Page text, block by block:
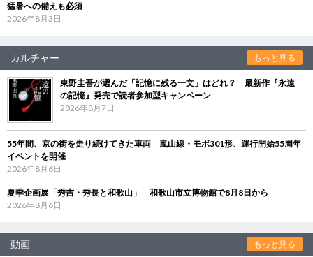
猛暑への備えも必須
2026年8月3日
カルチャー もっと見る
東野圭吾が選んだ「記憶に残る一文」はどれ？ 最新作『永遠
の記憶』発売で読者参加型キャンペーン
2026年8月7日
55年間、京の街を走り続けてきた車両 嵐山線・モボ301形、運行開始55周年
イベントを開催
2026年8月6日
夏季企画展「秀吉・秀長と和歌山」 和歌山市立博物館で8月8日から
2026年8月6日
動画 もっと見る